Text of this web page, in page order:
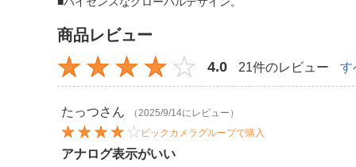
商品レビュー
4.0 21件のレビュー す
たっつさん
（2025/9/14にレビュー）
ビックカメラグループで購入
アナログ表示がいい